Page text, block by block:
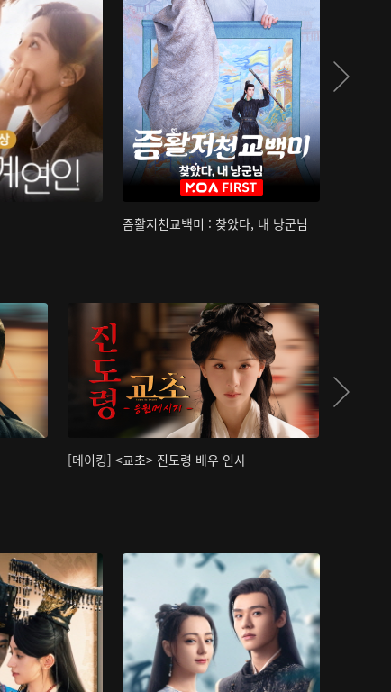
즘활저천교백미 : 찾았다, 내 낭군님
[메이킹] <교초> 진도령 배우 인사